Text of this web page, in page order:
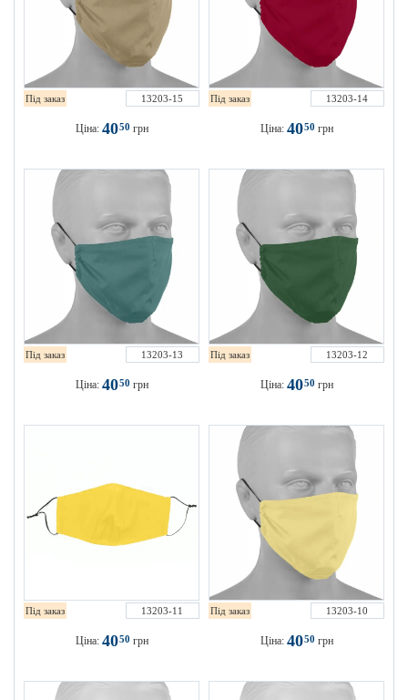
Під заказ 13203-15
Ціна: 4050 грн
Під заказ 13203-14
Ціна: 4050 грн
Під заказ 13203-13
Ціна: 4050 грн
Під заказ 13203-12
Ціна: 4050 грн
Під заказ 13203-11
Ціна: 4050 грн
Під заказ 13203-10
Ціна: 4050 грн